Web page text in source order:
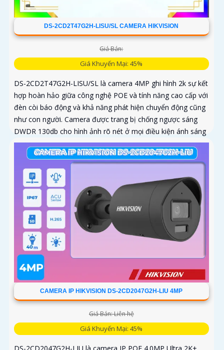
DS-2CD2T47G2H-LISU/SL CAMERA HIKVISION
Giá Bán:
Giá Khuyến Mại: 45%
DS-2CD2T47G2H-LISU/SL là camera 4MP ghi hình 2k sự kết
hợp hoàn hảo giữa công nghệ POE và tính năng cao cấp với
đèn còi báo động và khả năng phát hiện chuyển động cũng
như con người. Camera được trang bị chống ngược sáng
DWDR 130db cho hình ảnh rõ nét ở mọi điều kiện ánh sáng
CAMERA IP HIKVISION DS-2CD2047G2H-LIU 4MP
Giá Bán: Liên hệ
Giá Khuyến Mại: 45%